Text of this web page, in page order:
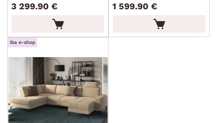
3 299.90 € 1 599.90 €
Iba e-shop